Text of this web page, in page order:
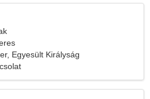
Egyesült Királyság